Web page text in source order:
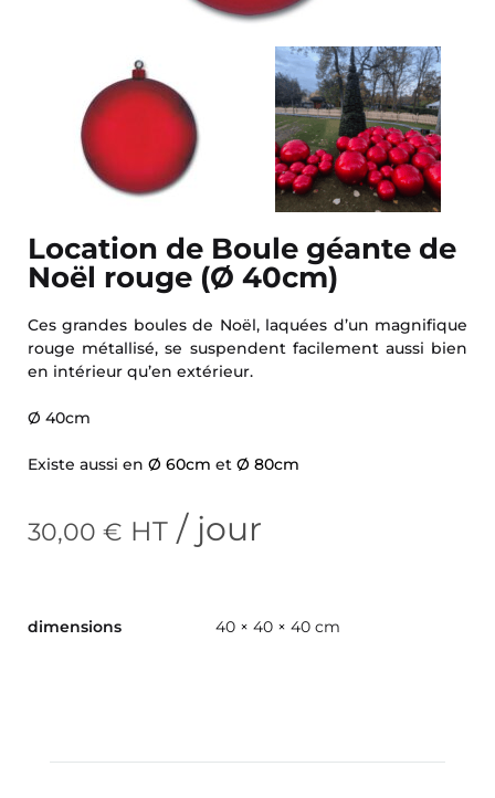
Location de Boule géante de
Noël rouge (Ø 40cm)
Ces grandes boules de Noël, laquées d’un magnifique
rouge métallisé, se suspendent facilement aussi bien
en intérieur qu’en extérieur.
Ø 40cm
Existe aussi en Ø 60cm et Ø 80cm
30,00 € HT / jour
dimensions 40 × 40 × 40 cm